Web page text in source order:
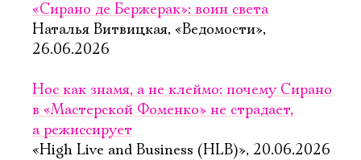
«Сирано де Бержерак»: воин света
Наталья Витвицкая, «Ведомости»,
26.06.2026
Нос как знамя, а не клеймо: почему Сирано
в «Мастерской Фоменко» не страдает,
а режиссирует
«High Live and Business (HLB)», 20.06.2026